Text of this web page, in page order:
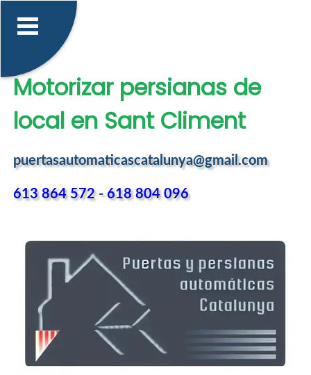
Motorizar persianas de
local en Sant Climent
puertasautomaticascatalunya@gmail.com
613 864 572-618 804 096